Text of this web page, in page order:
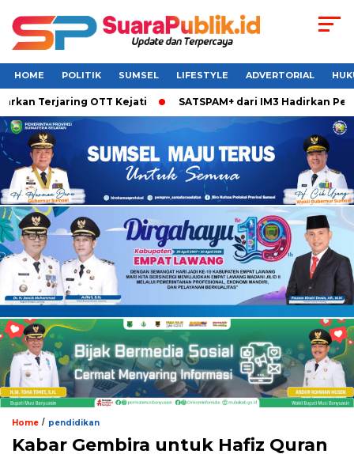
HOME POLITIK SUMSEL LIFESTYLE ADVERTORIAL
OTT Kejati SATSPAM+ dari IM3 Hadirkan
Home / pendidikan
Kabar Gembira untuk Hafiz Quran